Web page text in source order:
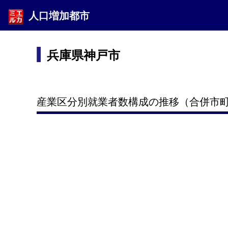
人口増加都市
兵庫県神戸市
産業区分別就業者数構成の推移（合併市